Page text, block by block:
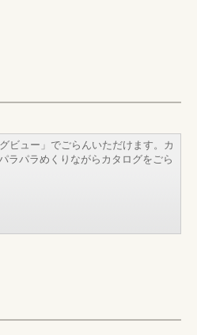
ビュー」でごらんいただけます。カ
ラパラめくりながらカタログをごら